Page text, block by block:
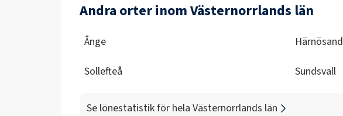
Andra orter inom Västernorrlands län
Ånge Härnösand
Sollefteå Sundsvall
Se lönestatistik för hela Västernorrlands län